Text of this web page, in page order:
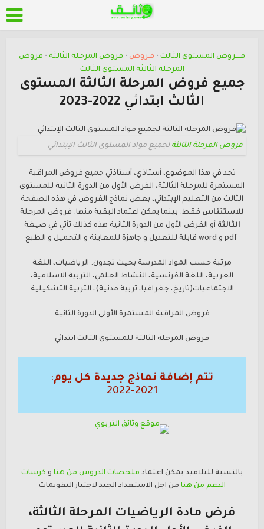
فــــروض المستوى الثالث • فـروض • فروض المرحلة الثالثة • فروض
المرحلة الثالثة المستوى الثالث
جميع فروض المرحلة الثالثة المستوى
الثالث ابتدائي 2022-2023
فروض المرحلة الثالثة لجميع مواد المستوى الثالث الإبتدائي
تجد في هذا الموضوع، أستاذي، أستاذتي جميع فروض المراقبة
المستمرة للمرحلة الثالثة، الفرض الأول من الدورة الثانية للمستوى
الثالث من التعليم الإبتدائي، بعض نماذج الفروض في هذه الصفحة
للاستئناس فقط. بينما يمكن اعتماد البقية منها. فروض المرحلة
الثالثة أو الفرض الأول من الدورة الثانية هذه كذلك تأتي في صيغة
مرتبة حسب المواد المدرسة بحيث تجدون: الرياضيات، اللغة
العربية، اللغة الفرنسية، النشاط العلمي، التربية الاسلامية،
الاجتماعيات(تاريخ، جغرافيا، تربية مدنية)، التربية التشكيلية
فروض المراقبة المستمرة الأولى الدورة الثانية
فروض المرحلة الثالثة للمستوى الثالث ابتدائي
تتم إضافة نماذج جديدة كل يوم:
2021-2022
بالنسبة للتلاميذ يمكن اعتماد ملخصات الدروس من هنا و كرسات
الدعم من هنا من اجل الاستعداد الجيد لاجتياز التقويمات
فرض مادة الرياضيات المرحلة الثالثة،